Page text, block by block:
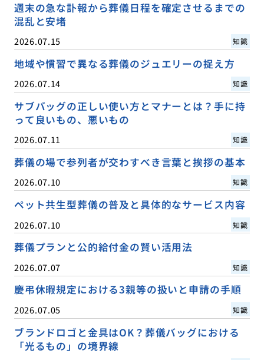
週末の急な訃報から葬儀日程を確定させるまでの
混乱と安堵
2026.07.15 知識
地域や慣習で異なる葬儀のジュエリーの捉え方
2026.07.14 知識
サブバッグの正しい使い方とマナーとは？手に持
って良いもの、悪いもの
2026.07.11 知識
葬儀の場で参列者が交わすべき言葉と挨拶の基本
2026.07.10 知識
ペット共生型葬儀の普及と具体的なサービス内容
2026.07.10 知識
葬儀プランと公的給付金の賢い活用法
2026.07.07 知識
慶弔休暇規定における3親等の扱いと申請の手順
2026.07.05 知識
ブランドロゴと金具はOK？葬儀バッグにおける
「光るもの」の境界線